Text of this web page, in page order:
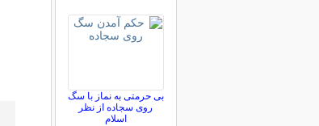
بی حرمتی به نماز با سگ
روی سجاده از نظر
اسلام